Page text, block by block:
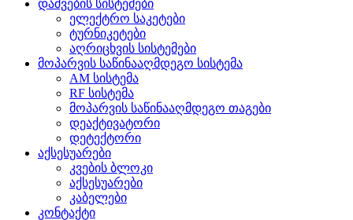
დაშვების სისტემები
ელექტრო საკეტები
ტურნიკეტები
აღრიცხვის სისტემები
მოპარვის საწინააღმდეგო სისტემა
AM სისტემა
RF სისტემა
მოპარვის საწინააღმდეგო თაგები
დეაქტივატორი
დეტექტორი
აქსესუარები
კვების ბლოკი
აქსესუარები
კაბელები
კონტაქტი